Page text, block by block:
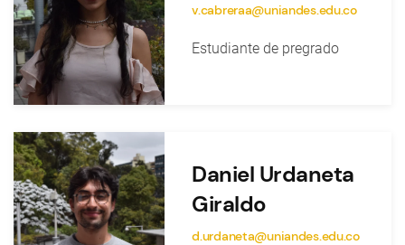
v.cabreraa@uniandes.edu.co
Estudiante de pregrado
Daniel Urdaneta
Giraldo
d.urdaneta@uniandes.edu.co